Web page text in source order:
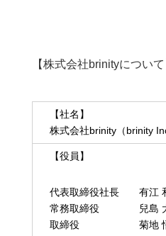
【株式会社brinityについて
【社名】
株式会社brinity（brinity
【役員】
代表取締役社長 有江
常務取締役 兒島
取締役 菊地